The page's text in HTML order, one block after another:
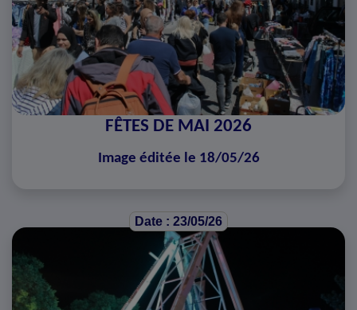
FÊTES DE MAI 2026
Image éditée le 18/05/26
Date : 23/05/26